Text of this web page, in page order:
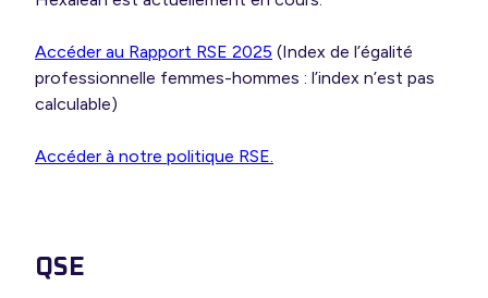
Accéder au Rapport RSE 2025 (Index de l’égalité
professionnelle femmes-hommes : l’index n’est pas
calculable)
Accéder à notre politique RSE.
QSE